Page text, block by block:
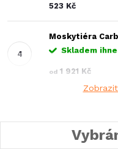
523 Kč
Moskytiéra
Skladem
od 1 921 Kč